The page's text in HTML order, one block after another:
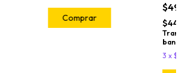
Comprar
3 x